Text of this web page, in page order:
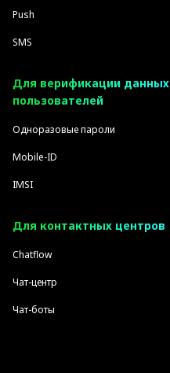
Push
SMS
Для верификации данных
пользователей
Одноразовые пароли
Mobile-ID
IMSI
Для контактных центров
Chatflow
Чат-центр
Чат-боты